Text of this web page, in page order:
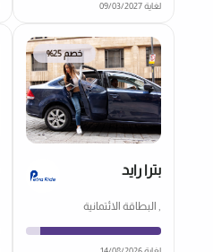
لغاية 09/03/2027
خصم 25%
بترا رايد
, البطاقة الائتمانية